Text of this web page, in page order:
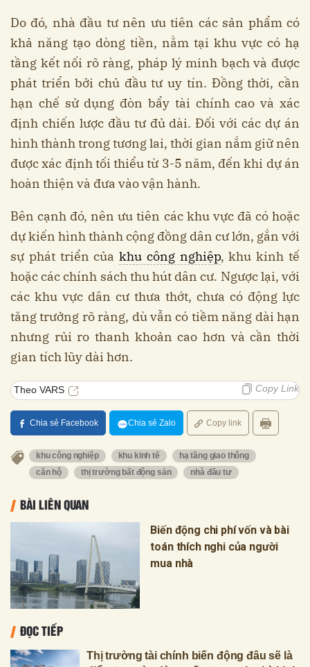
Do đó, nhà đầu tư nên ưu tiên các sản phẩm có
khả năng tạo dòng tiền, nằm tại khu vực có hạ
tầng kết nối rõ ràng, pháp lý minh bạch và được
phát triển bởi chủ đầu tư uy tín. Đồng thời, cần
hạn chế sử dụng đòn bẩy tài chính cao và xác
định chiến lược đầu tư đủ dài. Đối với các dự án
hình thành trong tương lai, thời gian nắm giữ nên
được xác định tối thiểu từ 3-5 năm, đến khi dự án
hoàn thiện và đưa vào vận hành.
Bên cạnh đó, nên ưu tiên các khu vực đã có hoặc
dự kiến hình thành cộng đồng dân cư lớn, gắn với
sự phát triển củakhu công nghiệp, khu kinh tế
hoặc các chính sách thu hút dân cư. Ngược lại, với
các khu vực dân cư thưa thớt, chưa có động lực
tăng trưởng rõ ràng, dù vẫn có tiềm năng dài hạn
nhưng rủi ro thanh khoản cao hơn và cần thời
gian tích lũy dài hơn.
Theo VARS Copy Link
Chia sẻ Facebook Chia sẻ Zalo Copy link
khu công nghiệp khu kinh tế
hạ tầng giao thông
căn hộ
thị trường bất động sản nhà đầu tư
BÀI LIÊN QUAN
Biến động chi phí vốn và bài
toán thích nghi của người
mua nhà
ĐỌC TIẾP
Thị trường tài chính biến động đâu sẽ là